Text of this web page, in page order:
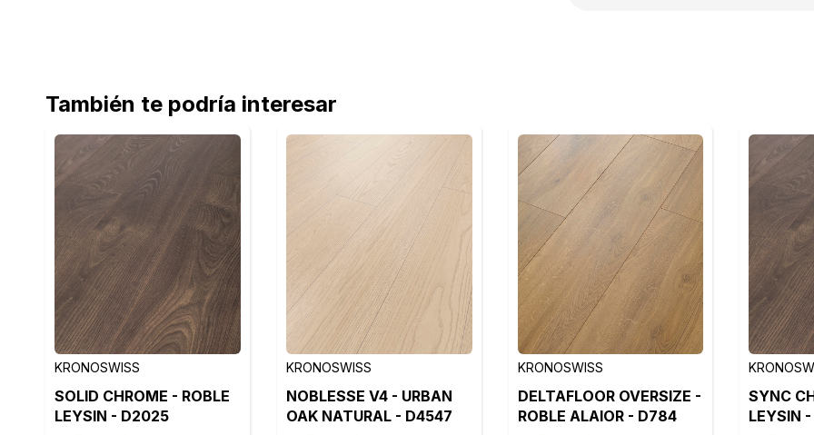
También te podría interesar
KRONOSWISS
SOLID CHROME - ROBLE
LEYSIN - D2025
KRONOSWISS
NOBLESSE V4 - URBAN
OAK NATURAL - D4547
KRONOSWISS
DELTAFLOOR OVERSIZE -
ROBLE ALAIOR - D784
SYNC
LEYSIN